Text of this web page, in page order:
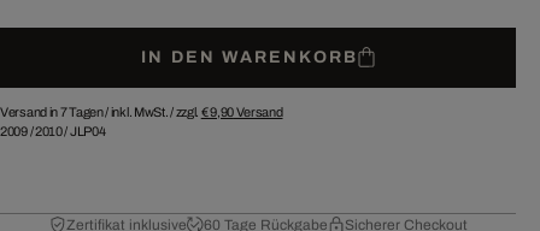
IN DEN WARENKORB
Versand in 7 Tagen /inkl. MwSt. / zzgl. € 9,90Versand
2009/2010/JLP04
Zertifikat inklusive 60 Tage Rückgabe Sicherer Checkout